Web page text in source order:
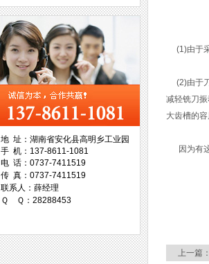
西工集团
台湾协威机械
台湾万事达切削科技
地 址：湖南省安化县高明乡工业园
手 机：137-8611-1081
电 话：0737-7411519
传 真：0737-7411519
联系人：薛经理
Ｑ Ｑ：28288453
(1)由于采
(2)由于刀
减轻铣刀
大齿槽的容
因为有这
上一篇：